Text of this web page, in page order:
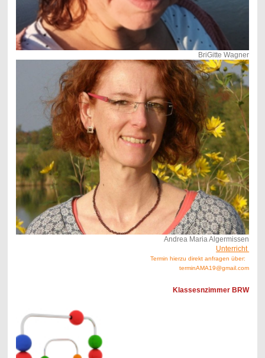
BriGitte Wagner
Andrea Maria Algermissen
Unterricht
Termin hierzu direkt anfragen über:
terminAMA19@gmail.com
Klassesnzimmer BRW